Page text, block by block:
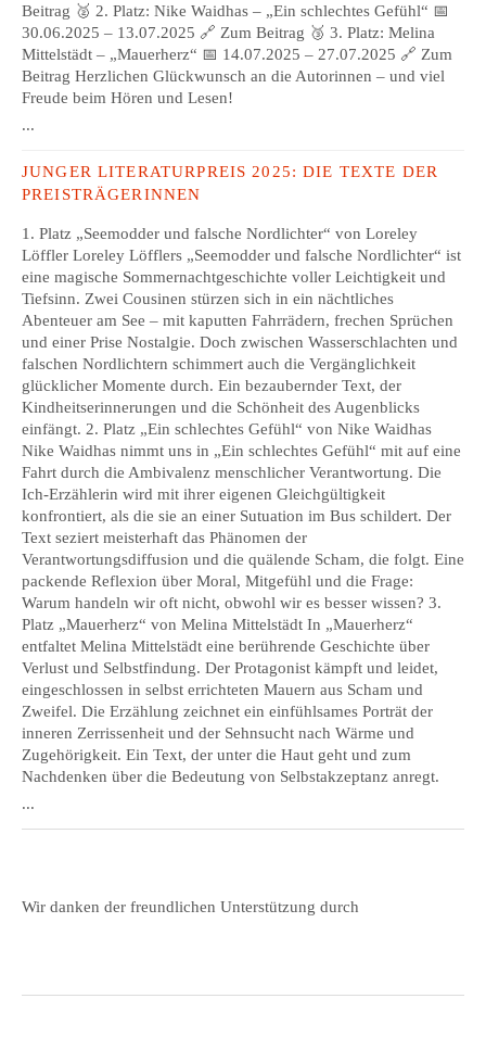
Beitrag 🥈 2. Platz: Nike Waidhas – „Ein schlechtes Gefühl“ 📅
30.06.2025 – 13.07.2025 🔗 Zum Beitrag 🥉 3. Platz: Melina
Mittelstädt – „Mauerherz“ 📅 14.07.2025 – 27.07.2025 🔗 Zum
Beitrag Herzlichen Glückwunsch an die Autorinnen – und viel
Freude beim Hören und Lesen!
...
JUNGER LITERATURPREIS 2025: DIE TEXTE DER
PREISTRÄGERINNEN
1. Platz „Seemodder und falsche Nordlichter“ von Loreley
Löffler Loreley Löfflers „Seemodder und falsche Nordlichter“ ist
eine magische Sommernachtgeschichte voller Leichtigkeit und
Tiefsinn. Zwei Cousinen stürzen sich in ein nächtliches
Abenteuer am See – mit kaputten Fahrrädern, frechen Sprüchen
und einer Prise Nostalgie. Doch zwischen Wasserschlachten und
falschen Nordlichtern schimmert auch die Vergänglichkeit
glücklicher Momente durch. Ein bezaubernder Text, der
Kindheitserinnerungen und die Schönheit des Augenblicks
einfängt. 2. Platz „Ein schlechtes Gefühl“ von Nike Waidhas
Nike Waidhas nimmt uns in „Ein schlechtes Gefühl“ mit auf eine
Fahrt durch die Ambivalenz menschlicher Verantwortung. Die
Ich-Erzählerin wird mit ihrer eigenen Gleichgültigkeit
konfrontiert, als die sie an einer Sutuation im Bus schildert. Der
Text seziert meisterhaft das Phänomen der
Verantwortungsdiffusion und die quälende Scham, die folgt. Eine
packende Reflexion über Moral, Mitgefühl und die Frage:
Warum handeln wir oft nicht, obwohl wir es besser wissen? 3.
Platz „Mauerherz“ von Melina Mittelstädt In „Mauerherz“
entfaltet Melina Mittelstädt eine berührende Geschichte über
Verlust und Selbstfindung. Der Protagonist kämpft und leidet,
eingeschlossen in selbst errichteten Mauern aus Scham und
Zweifel. Die Erzählung zeichnet ein einfühlsames Porträt der
inneren Zerrissenheit und der Sehnsucht nach Wärme und
Zugehörigkeit. Ein Text, der unter die Haut geht und zum
Nachdenken über die Bedeutung von Selbstakzeptanz anregt.
...
Wir danken der freundlichen Unterstützung durch